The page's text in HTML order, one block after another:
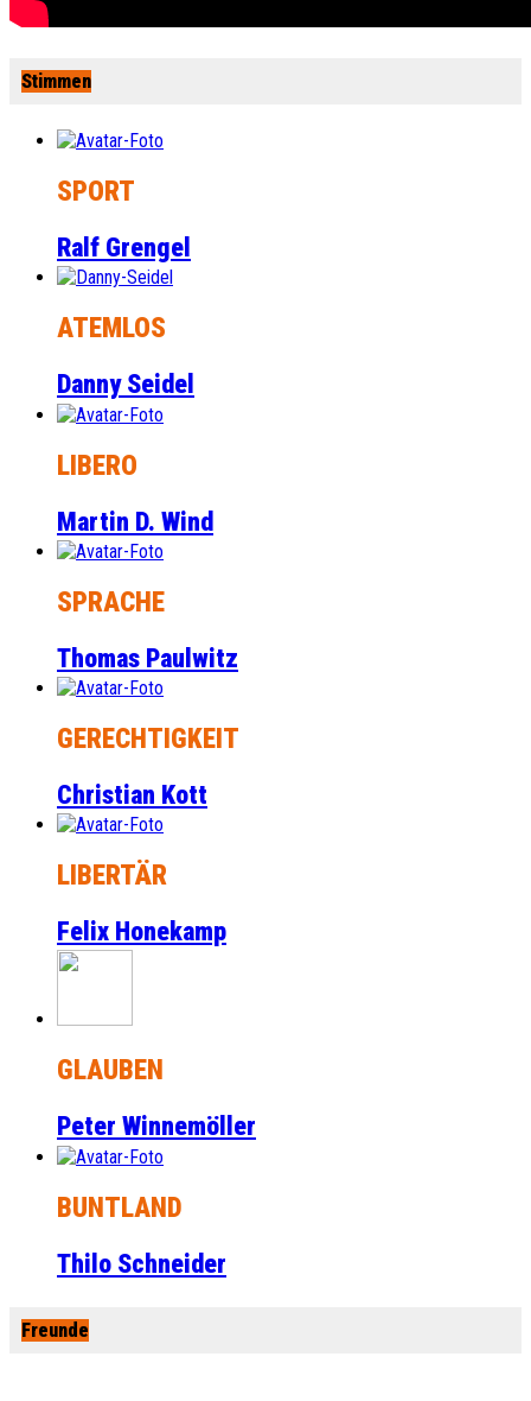
Stimmen
SPORT
Ralf Grengel
ATEMLOS
Danny Seidel
LIBERO
Martin D. Wind
SPRACHE
Thomas Paulwitz
GERECHTIGKEIT
Christian Kott
LIBERTÄR
Felix Honekamp
GLAUBEN
Peter Winnemöller
BUNTLAND
Thilo Schneider
Freunde